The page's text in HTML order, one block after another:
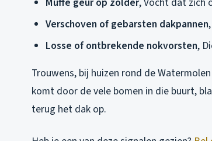
Verschoven of gebarsten dakpannen
Losse of ontbrekende nokvorsten,
Trouwens, bij huizen rond de
komt door de vele bomen in die buurt,
terug het dak op.